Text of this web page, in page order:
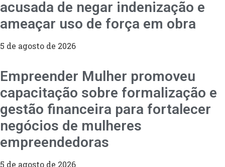
acusada de negar indenização e
ameaçar uso de força em obra
5 de agosto de 2026
Empreender Mulher promoveu
capacitação sobre formalização e
gestão financeira para fortalecer
negócios de mulheres
empreendedoras
5 de agosto de 2026